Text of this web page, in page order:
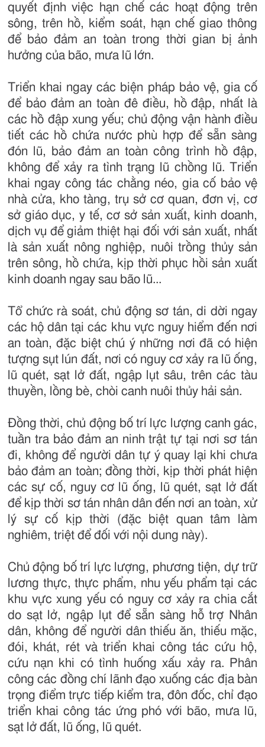
quyết định việc hạn chế các hoạt động trên
sông, trên hồ, kiểm soát, hạn chế giao thông
để bảo đảm an toàn trong thời gian bị ảnh
hưởng của bão, mưa lũ lớn.
Triển khai ngay các biện pháp bảo vệ, gia cố
để bảo đảm an toàn đê điều, hồ đập, nhất là
các hồ đập xung yếu; chủ động vận hành điều
tiết các hồ chứa nước phù hợp để sẵn sàng
đón lũ, bảo đảm an toàn công trình hồ đập,
không để xảy ra tình trạng lũ chồng lũ. Triển
khai ngay công tác chằng néo, gia cố bảo vệ
nhà cửa, kho tàng, trụ sở cơ quan, đơn vị, cơ
sở giáo dục, y tế, cơ sở sản xuất, kinh doanh,
dịch vụ để giảm thiệt hại đối với sản xuất, nhất
là sản xuất nông nghiệp, nuôi trồng thủy sản
trên sông, hồ chứa, kịp thời phục hồi sản xuất
kinh doanh ngay sau bão lũ...
Tổ chức rà soát, chủ động sơ tán, di dời ngay
các hộ dân tại các khu vực nguy hiểm đến nơi
an toàn, đặc biệt chú ý những nơi đã có hiện
tượng sụt lún đất, nơi có nguy cơ xảy ra lũ ống,
lũ quét, sạt lở đất, ngập lụt sâu, trên các tàu
thuyền, lồng bè, chòi canh nuôi thủy hải sản.
Đồng thời, chủ động bố trí lực lượng canh gác,
tuần tra bảo đảm an ninh trật tự tại nơi sơ tán
đi, không để người dân tự ý quay lại khi chưa
bảo đảm an toàn; đồng thời, kịp thời phát hiện
các sự cố, nguy cơ lũ ống, lũ quét, sạt lở đất
để kịp thời sơ tán nhân dân đến nơi an toàn, xử
lý sự cố kịp thời (đặc biệt quan tâm làm
nghiêm, triệt để đối với nội dung này).
Chủ động bố trí lực lượng, phương tiện, dự trữ
lương thực, thực phẩm, nhu yếu phẩm tại các
khu vực xung yếu có nguy cơ xảy ra chia cắt
do sạt lở, ngập lụt để sẵn sàng hỗ trợ Nhân
dân, không để người dân thiếu ăn, thiếu mặc,
đói, khát, rét và triển khai công tác cứu hộ,
cứu nạn khi có tình huống xấu xảy ra. Phân
công các đồng chí lãnh đạo xuống các địa bàn
trọng điểm trực tiếp kiểm tra, đôn đốc, chỉ đạo
triển khai công tác ứng phó với bão, mưa lũ,
sạt lở đất, lũ ống, lũ quét.